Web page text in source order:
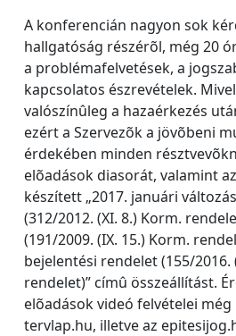
A konferencián nagyon sok
hallgatóság részérõl, még 20
a problémafelvetések, a
kapcsolatos észrevételek.
valószínûleg a hazaérkezés
ezért a Szervezõk a jövõbeni
érdekében minden
elõadások diasorát, valamint
készített „2017. januári
(312/2012. (XI. 8.) Korm.
(191/2009. (IX. 15.) Korm.
bejelentési rendelet (155/2016.
rendelet)” címû összeállítást.
elõadások videó felvételei
tervlap.hu, illetve az